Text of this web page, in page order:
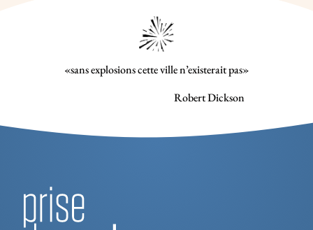
S
T
W
«sans explosions cette ville n’existerait pas»
Robert Dickson